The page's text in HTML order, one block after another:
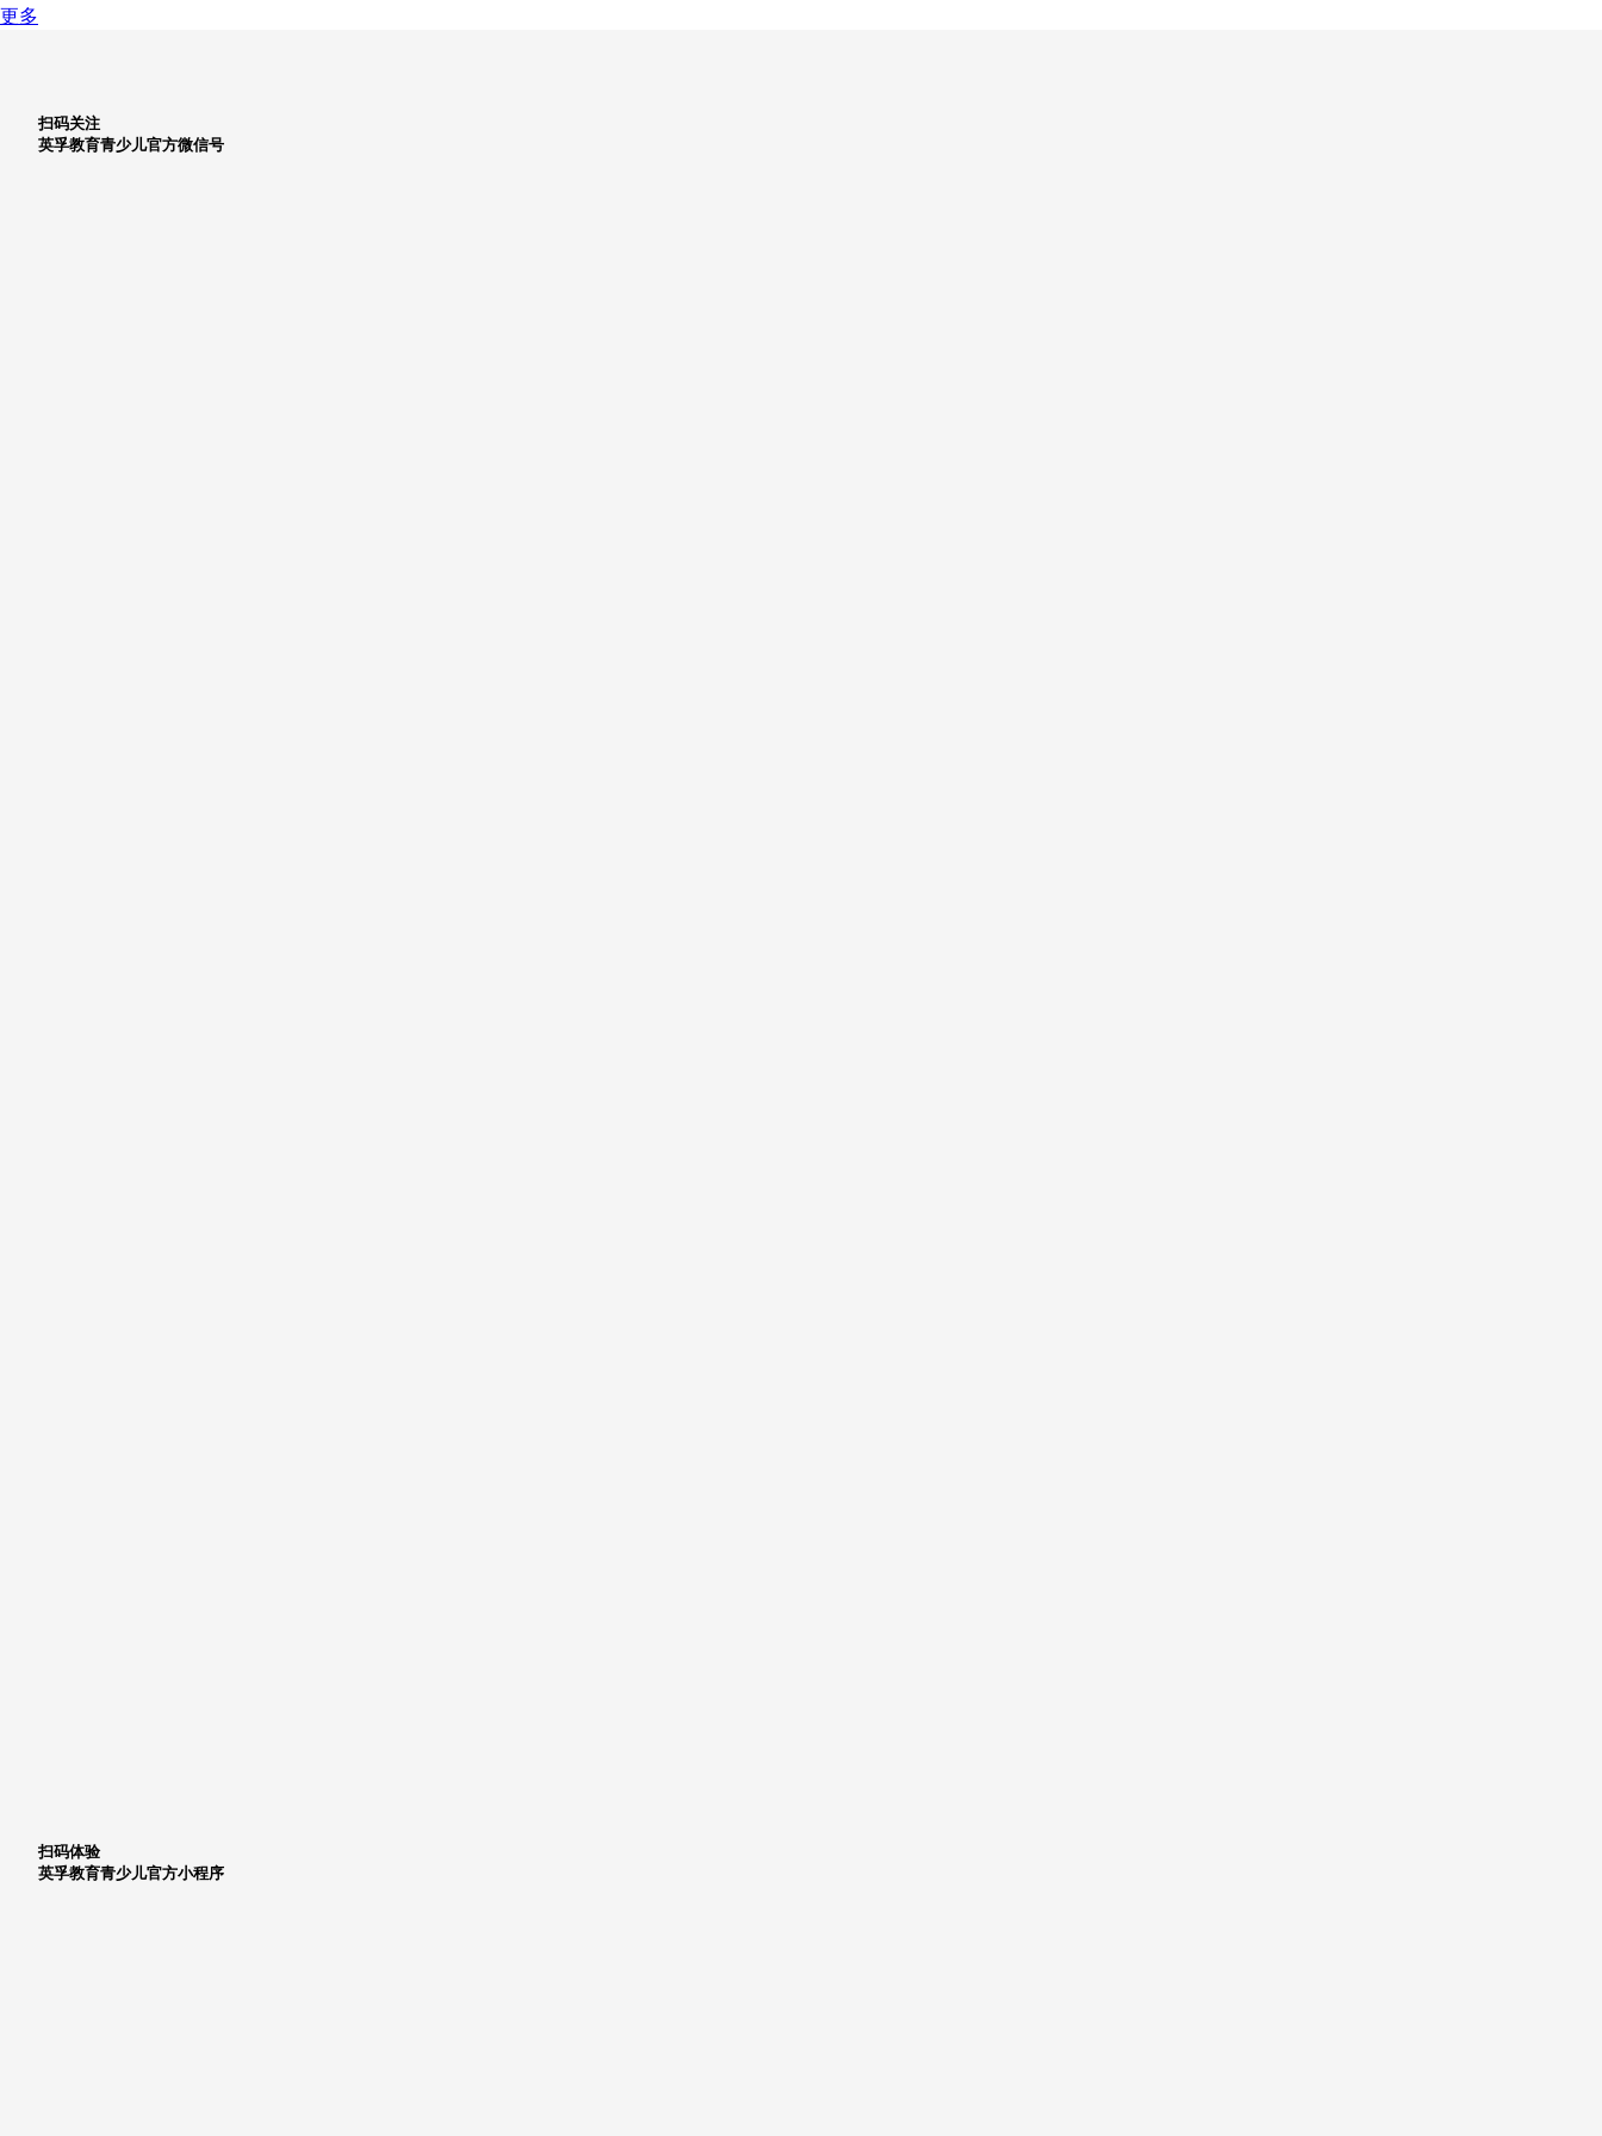
更多
扫码关注
英孚教育青少儿官方微信号
扫码体验
英孚教育青少儿官方小程序